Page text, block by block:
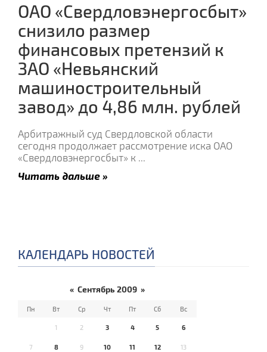
ОАО «Свердловэнергосбыт»
снизило размер
финансовых претензий к
ЗАО «Невьянский
машиностроительный
завод» до 4,86 млн. рублей
Арбитражный суд Свердловской области
сегодня продолжает рассмотрение иска ОАО
«Свердловэнергосбыт» к ...
Читать дальше »
КАЛЕНДАРЬ НОВОСТЕЙ
« Сентябрь 2009 »
Пн Вт Ср Чт Пт Сб Вс
1 2 3 4 5 6
7 8 9 10 11 12 13